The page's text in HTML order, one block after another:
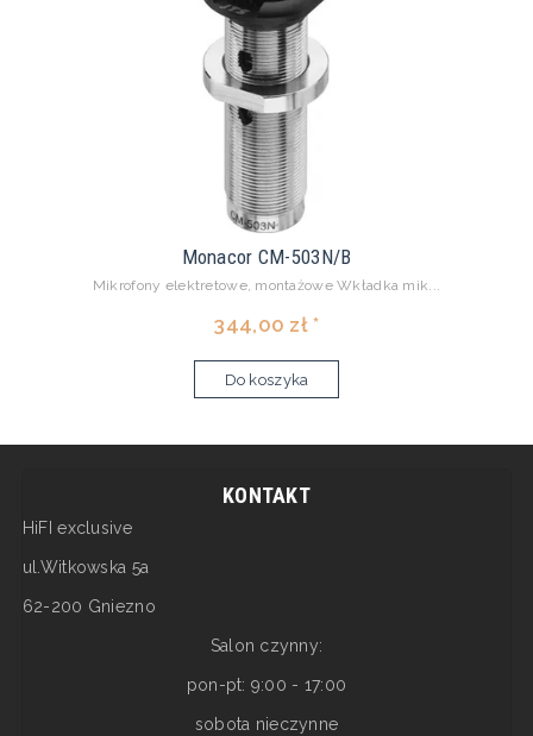
Monacor CM-503N/B
Mikrofony elektretowe, montażowe Wkładka mik...
344,00 zł *
Do koszyka
KONTAKT
HiFI exclusive
ul.Witkowska 5a
62-200 Gniezno
Salon czynny:
pon-pt: 9:00 - 17:00
sobota nieczynne